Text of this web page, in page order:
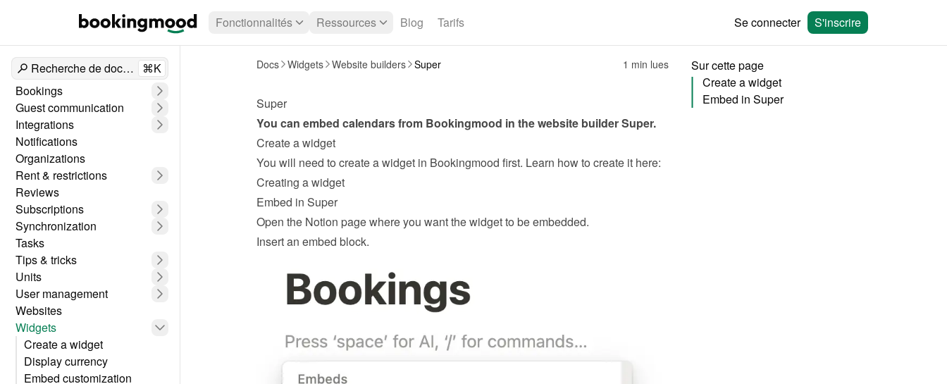
Fonctionnalités Ressources Blog Tarifs Se connecter S'inscrire
Recherche de documents
⌘K
Bookings
Guest communication
Integrations
Notifications
Organizations
Rent & restrictions
Reviews
Subscriptions
Synchronization
Tasks
Tips & tricks
Units
User management
Websites
Widgets
Create a widget
Display currency
Embed customization
Docs Widgets Website builders Super 1 min lues
Super
You can embed calendars from Bookingmood in the website builder Super.
Create a widget
Creating a widget
Embed in Super
Open the Notion page where you want the widget to be embedded.
Insert an embed block.
Sur cette page
Create a widget
Embed in Super